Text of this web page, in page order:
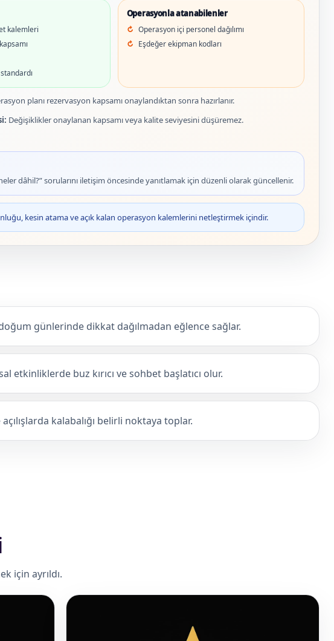
kalemleri
Operasyonla atanabilenler
Operasyon içi personel dağılımı
Eşdeğer ekipman kodları
planı rezervasyon kapsamı onaylandıktan sonra hazırlanır.
Değişiklikler onaylanan kapsamı veya kalite seviyesini düşüremez.
dâhil?” sorularını iletişim öncesinde yanıtlamak için düzenli olarak güncellenir.
kesin atama ve açık kalan operasyon kalemlerini netleştirmek içindir.
günlerinde dikkat dağılmadan eğlence sağlar.
etkinliklerde buz kırıcı ve sohbet başlatıcı olur.
açılışlarda kalabalığı belirli noktaya toplar.
için ayrıldı.